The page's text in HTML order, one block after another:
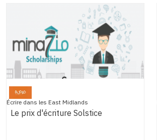
Écrire dans les East Midlands
Le prix d'écriture Solstice